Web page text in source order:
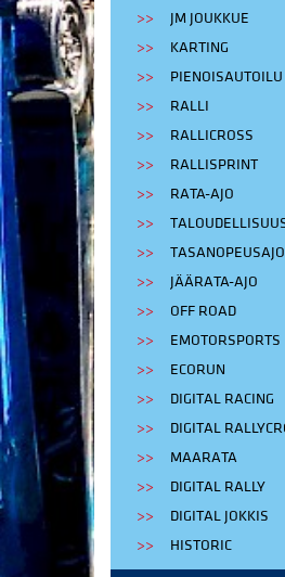
JM JOUKKUE
KARTING
PIENOISAUTOILU
RALLI
RALLICROSS
RALLISPRINT
RATA-AJO
TASANOPEUSAJO
JÄÄRATA-AJO
OFF ROAD
EMOTORSPORTS
ECORUN
DIGITAL RACING
DIGITAL
MAARATA
DIGITAL RALLY
DIGITAL JOKKIS
HISTORIC